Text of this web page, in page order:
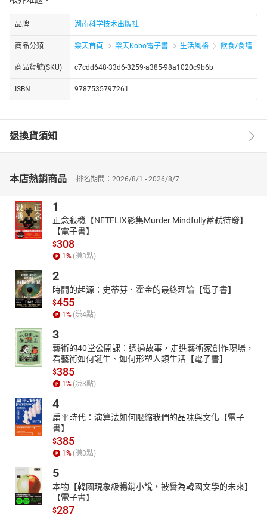
品牌 湖南科学技术出版社
商品分類 樂天首頁 樂天Kobo電子書 生活風格 飲食/食譜
商品貨號(SKU) c7cdd648-33d6-3259-a385-98a1020c9b6b
ISBN 9787535797261
退換貨須知
本店熱銷商品 排名期間：2026/8/1 - 2026/8/7
1
正念殺機【NETFLIX影集Murder Mindfully蓄弒待發】
【電子書】
$308
1% (賺3點)
2
時間的起源：史蒂芬．霍金的最終理論【電子書】
$455
1% (賺4點)
3
藝術的40堂公開課：透過故事，走進藝術家創作現場，
看藝術如何誕生、如何形塑人類生活【電子書】
$385
1% (賺3點)
4
扁平時代：演算法如何限縮我們的品味與文化【電子
書】
$385
1% (賺3點)
5
本物【韓國現象級暢銷小說，被譽為韓國文學的未來】
【電子書】
$287